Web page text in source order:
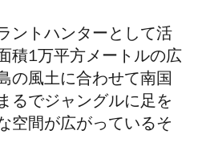
ントハンターとして活
積1万平方メートルの広
の風土に合わせて南国
るでジャングルに足を
空間が広がっているそ